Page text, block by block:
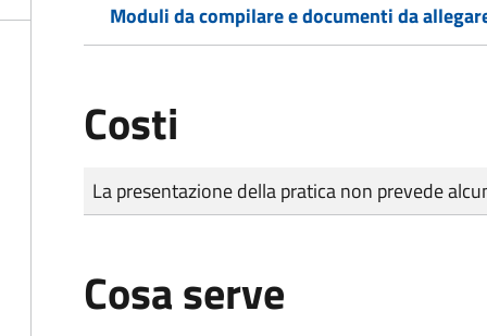
Moduli da compilare e documenti da
Costi
Tipo di pagamento
Importo
La presentazione della pratica non prevede
Cosa serve